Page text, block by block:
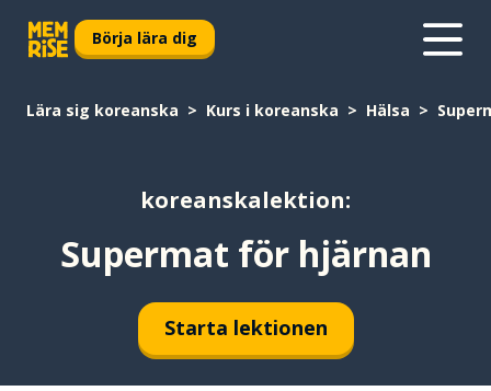
Börja lära dig
Lära sig koreanska Kurs i koreanska Hälsa
koreanskalektion:
Supermat för hjärnan
Starta lektionen